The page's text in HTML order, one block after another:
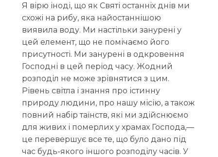
Я вірю іноді, що як Святі останніх днів ми
схожі на рибу, яка найостаннішою
виявила воду. Ми настільки занурені у
цей елемент, що не помічаємо його
присутності. Ми занурені в одкровення
Господні в цей період часу. Жодний
розподіл не може зрівнятися з цим.
Рівень світла і знання про істинну
природу людини, про нашу місію, а також
повний набір таїнств, які ми здійснюємо
для живих і померлих у храмах Господа,—
це перевершує все те, що було дано під
час будь-якого іншого розподілу часів. У